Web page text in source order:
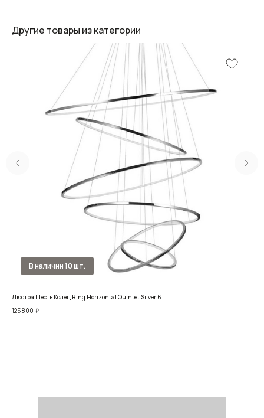
Другие товары из категории
Люстра Шесть Колец Ring Horizontal Quintet Silver 6
125 800 ₽